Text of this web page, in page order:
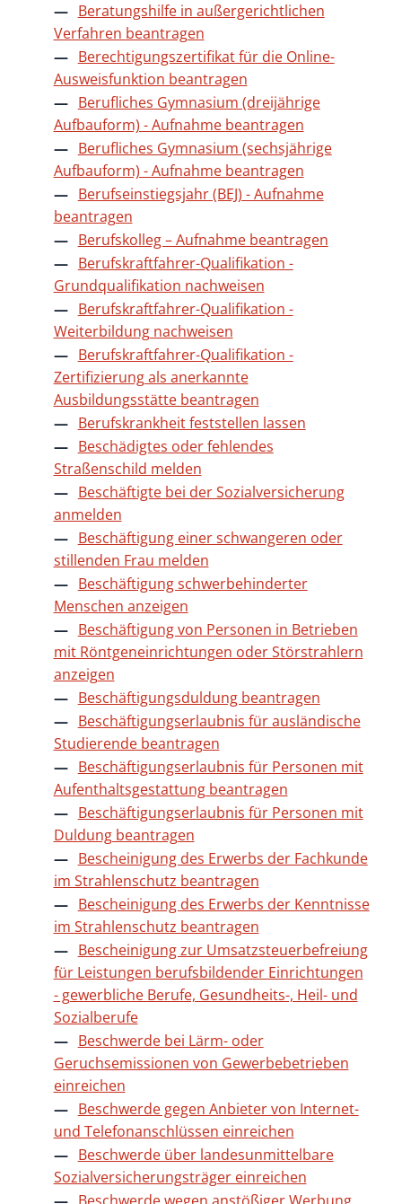
Beratungshilfe in außergerichtlichen
Verfahren beantragen
Berechtigungszertifikat für die Online-
Ausweisfunktion beantragen
Berufliches Gymnasium (dreijährige
Aufbauform) - Aufnahme beantragen
Berufliches Gymnasium (sechsjährige
Aufbauform) - Aufnahme beantragen
Berufseinstiegsjahr (BEJ) - Aufnahme
beantragen
Berufskolleg – Aufnahme beantragen
Berufskraftfahrer-Qualifikation -
Grundqualifikation nachweisen
Berufskraftfahrer-Qualifikation -
Weiterbildung nachweisen
Berufskraftfahrer-Qualifikation -
Zertifizierung als anerkannte
Ausbildungsstätte beantragen
Berufskrankheit feststellen lassen
Beschädigtes oder fehlendes
Straßenschild melden
Beschäftigte bei der Sozialversicherung
anmelden
Beschäftigung einer schwangeren oder
stillenden Frau melden
Beschäftigung schwerbehinderter
Menschen anzeigen
Beschäftigung von Personen in Betrieben
mit Röntgeneinrichtungen oder Störstrahlern
anzeigen
Beschäftigungsduldung beantragen
Beschäftigungserlaubnis für ausländische
Studierende beantragen
Beschäftigungserlaubnis für Personen mit
Aufenthaltsgestattung beantragen
Beschäftigungserlaubnis für Personen mit
Duldung beantragen
Bescheinigung des Erwerbs der Fachkunde
im Strahlenschutz beantragen
Bescheinigung des Erwerbs der Kenntnisse
im Strahlenschutz beantragen
Bescheinigung zur Umsatzsteuerbefreiung
für Leistungen berufsbildender Einrichtungen
- gewerbliche Berufe, Gesundheits-, Heil- und
Sozialberufe
Beschwerde bei Lärm- oder
Geruchsemissionen von Gewerbebetrieben
einreichen
Beschwerde gegen Anbieter von Internet-
und Telefonanschlüssen einreichen
Beschwerde über landesunmittelbare
Sozialversicherungsträger einreichen